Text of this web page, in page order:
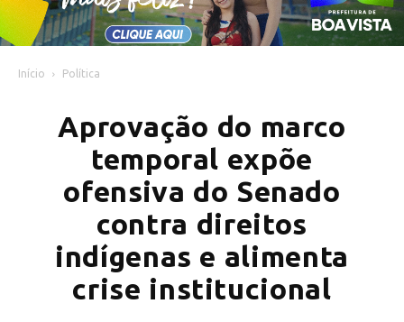
Início Política
Aprovação do marco
temporal expõe
ofensiva do Senado
contra direitos
indígenas e alimenta
crise institucional